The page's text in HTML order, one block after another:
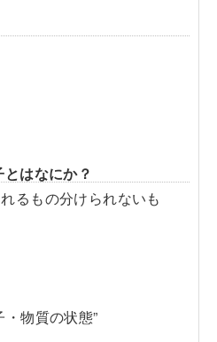
はなにか？
るもの分けられないも
物質の状態”